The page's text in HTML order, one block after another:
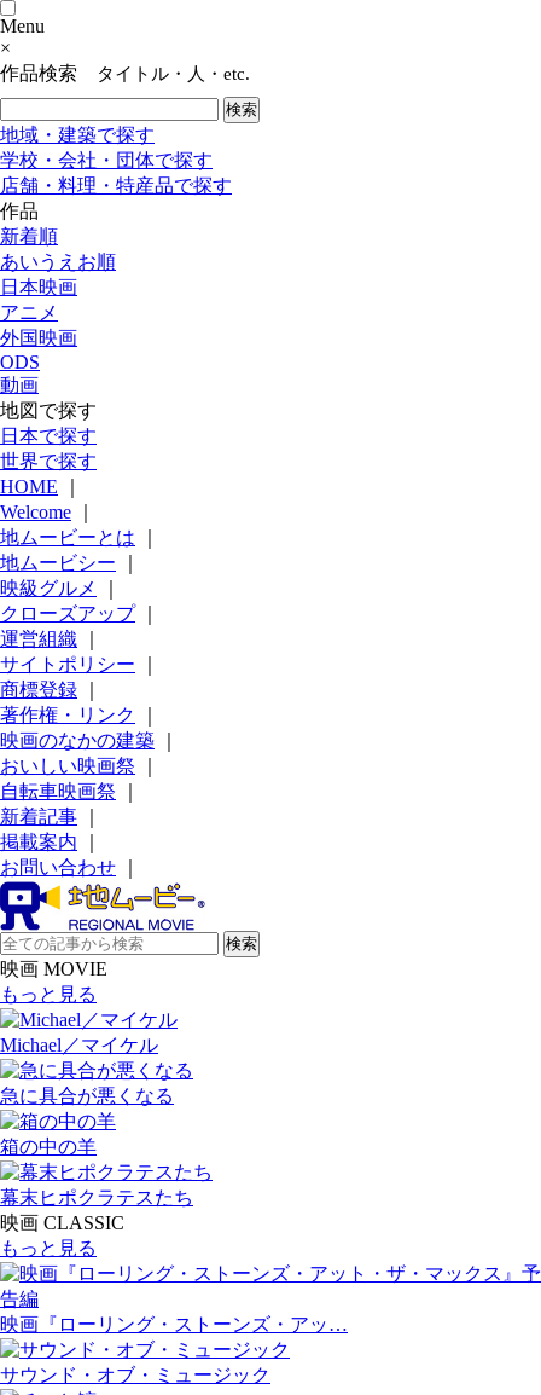
Menu
×
作品検索
タイトル・人・etc.
地域・建築で探す
学校・会社・団体で探す
店舗・料理・特産品で探す
作品
新着順
あいうえお順
日本映画
アニメ
外国映画
ODS
動画
地図で探す
日本で探す
世界で探す
HOME
Welcome
地ムービーとは
地ムービシー
映級グルメ
クローズアップ｜
運営組織
サイトポリシー
商標登録
著作権・リンク
映画のなかの建築
おいしい映画祭
自転車映画祭
新着記事
掲載案内
お問い合わせ
映画 MOVIE
もっと見る
Michael／マイケル
急に具合が悪くなる
箱の中の羊
幕末ヒポクラテスたち
映画 CLASSIC
もっと見る
映画『ローリング・ストーンズ・アッ…
サウンド・オブ・ミュージック